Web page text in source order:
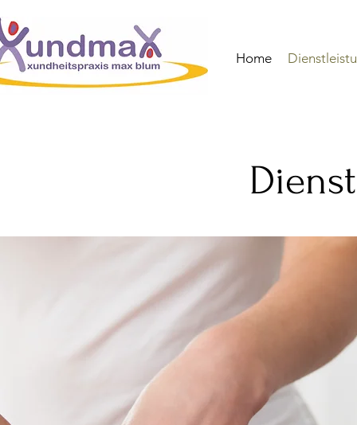
Home